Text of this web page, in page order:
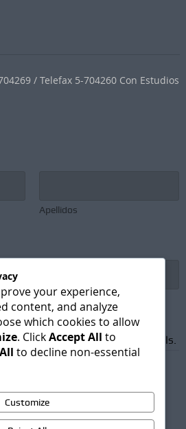
/ Telefax 5-704260 Con Estudios
Apellidos
*
and promotional emails.
your experience,
content, and analyze
which cookies to allow
. ClickAccept All to
to decline non-essential
Customize